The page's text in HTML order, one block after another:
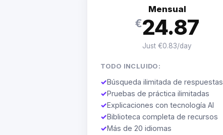
Mensual
€24.87
Just €0.83/day
TODO INCLUIDO:
✓Búsqueda ilimitada de respuestas
✓Pruebas de práctica ilimitadas
✓Explicaciones con tecnología AI
✓Biblioteca completa de recursos
✓Más de 20 idiomas